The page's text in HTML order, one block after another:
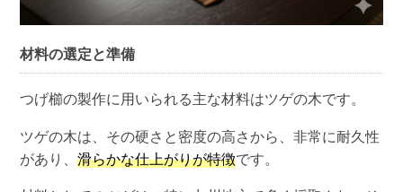
材料の選定と準備
つげ櫛の製作に用いられる主な材料はツゲの木です。
ツゲの木は、その硬さと密度の高さから、非常に耐久性
があり、滑らかな仕上がりが特徴です。